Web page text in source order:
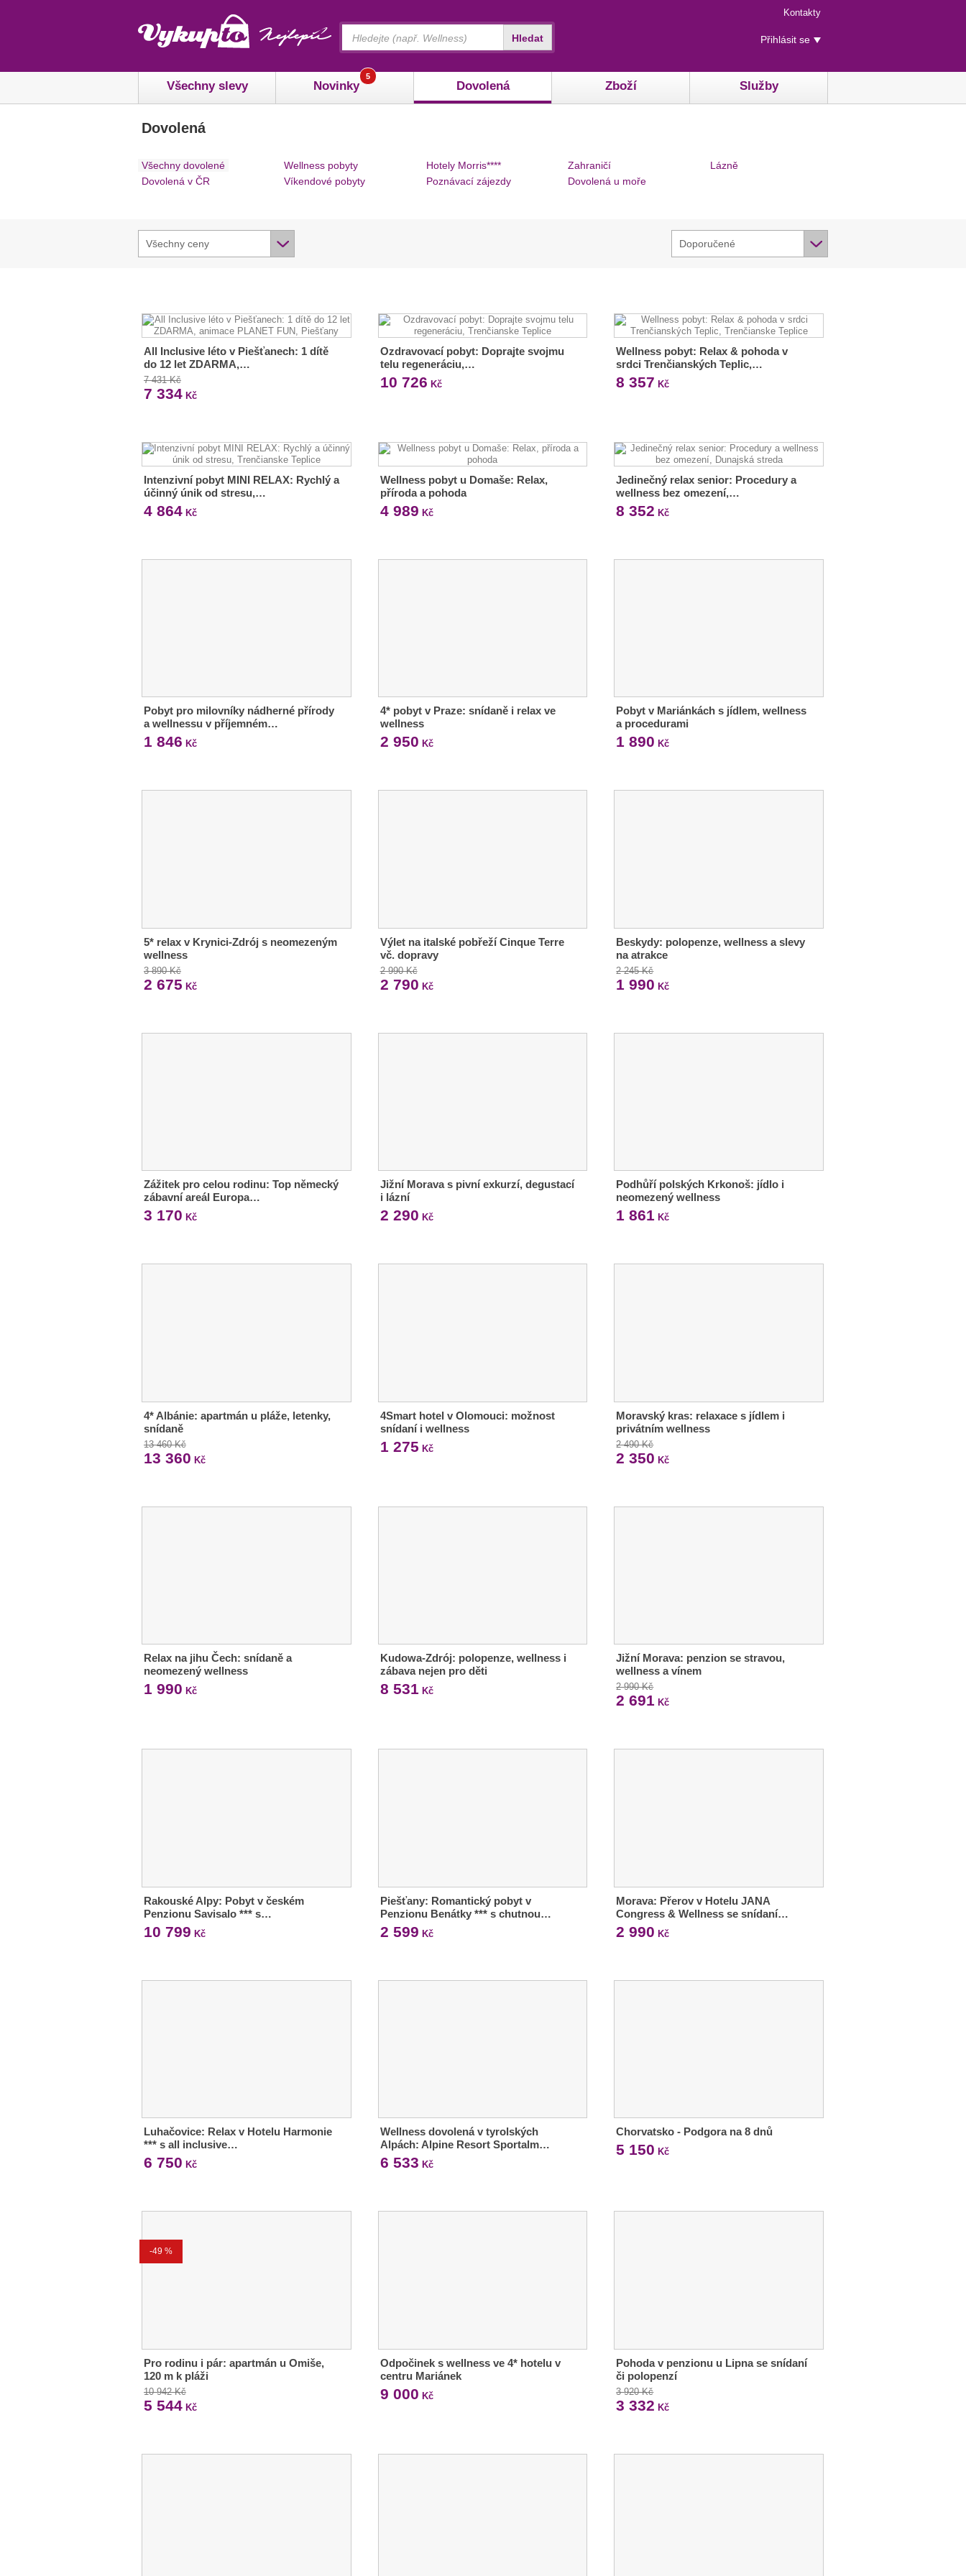
Menu
rychlého
přístupu
Kontakty
Uživatelské
menu
Přihlásit se
Všechny slevy Novinky
5
Dovolená Zboží Služby
Hledat
Dovolená
Všechny dovolené
Dovolená v ČR
Wellness pobyty
Víkendové pobyty
Hotely Morris****
Poznávací zájezdy
Zahraničí
Dovolená u moře
Lázně
Všechny ceny Doporučené
All Inclusive léto v Piešťanech: 1 dítě
do 12 let ZDARMA,…
7 431 Kč
7 334 Kč
Ozdravovací pobyt: Doprajte svojmu
telu regeneráciu,…
10 726 Kč
Wellness pobyt: Relax & pohoda v
srdci Trenčianských Teplic,…
8 357 Kč
Intenzivní pobyt MINI RELAX: Rychlý a
účinný únik od stresu,…
4 864 Kč
Wellness pobyt u Domaše: Relax,
příroda a pohoda
4 989 Kč
Jedinečný relax senior: Procedury a
wellness bez omezení,…
8 352 Kč
Pobyt pro milovníky nádherné přírody
a wellnessu v příjemném…
1 846 Kč
4* pobyt v Praze: snídaně i relax ve
wellness
2 950 Kč
Pobyt v Mariánkách s jídlem, wellness
a procedurami
1 890 Kč
5* relax v Krynici-Zdrój s neomezeným
wellness
3 890 Kč
2 675 Kč
Výlet na italské pobřeží Cinque Terre
vč. dopravy
2 990 Kč
2 790 Kč
Beskydy: polopenze, wellness a slevy
na atrakce
2 245 Kč
1 990 Kč
Zážitek pro celou rodinu: Top německý
zábavní areál Europa…
3 170 Kč
Jižní Morava s pivní exkurzí, degustací
i lázní
2 290 Kč
Podhůří polských Krkonoš: jídlo i
neomezený wellness
1 861 Kč
4* Albánie: apartmán u pláže, letenky,
snídaně
13 460 Kč
13 360 Kč
4Smart hotel v Olomouci: možnost
snídaní i wellness
1 275 Kč
Moravský kras: relaxace s jídlem i
privátním wellness
2 490 Kč
2 350 Kč
Relax na jihu Čech: snídaně a
neomezený wellness
1 990 Kč
Kudowa-Zdrój: polopenze, wellness i
zábava nejen pro děti
8 531 Kč
Jižní Morava: penzion se stravou,
wellness a vínem
2 990 Kč
2 691 Kč
Rakouské Alpy: Pobyt v českém
Penzionu Savisalo *** s…
10 799 Kč
Piešťany: Romantický pobyt v
Penzionu Benátky *** s chutnou…
2 599 Kč
Morava: Přerov v Hotelu JANA
Congress & Wellness se snídaní…
2 990 Kč
Luhačovice: Relax v Hotelu Harmonie
*** s all inclusive…
6 750 Kč
Wellness dovolená v tyrolských
Alpách: Alpine Resort Sportalm…
6 533 Kč
Chorvatsko - Podgora na 8 dnů
5 150 Kč
-49 %
Pro rodinu i pár: apartmán u Omiše,
120 m k pláži
10 942 Kč
5 544 Kč
Odpočinek s wellness ve 4* hotelu v
centru Mariánek
9 000 Kč
Pohoda v penzionu u Lipna se snídaní
či polopenzí
3 920 Kč
3 332 Kč